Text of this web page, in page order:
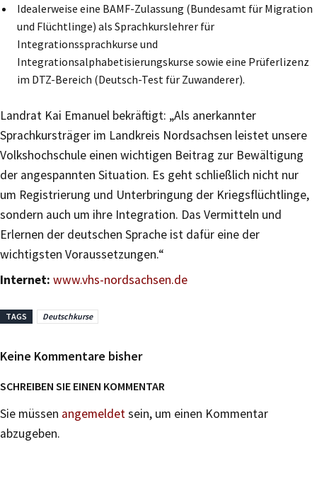
Idealerweise eine BAMF-Zulassung (Bundesamt für Migration
und Flüchtlinge) als Sprachkurslehrer für
Integrationssprachkurse und
Integrationsalphabetisierungskurse sowie eine Prüferlizenz
im DTZ-Bereich (Deutsch-Test für Zuwanderer).
Landrat Kai Emanuel bekräftigt: „Als anerkannter
Sprachkursträger im Landkreis Nordsachsen leistet unsere
Volkshochschule einen wichtigen Beitrag zur Bewältigung
der angespannten Situation. Es geht schließlich nicht nur
um Registrierung und Unterbringung der Kriegsflüchtlinge,
sondern auch um ihre Integration. Das Vermitteln und
Erlernen der deutschen Sprache ist dafür eine der
wichtigsten Voraussetzungen.“
Internet: www.vhs-nordsachsen.de
TAGS Deutschkurse
Keine Kommentare bisher
SCHREIBEN SIE EINEN KOMMENTAR
Sie müssen angemeldetsein, um einen Kommentar
abzugeben.